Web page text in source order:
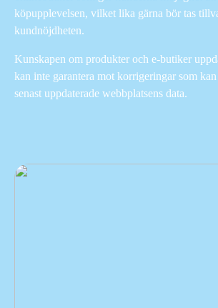
köpupplevelsen, vilket lika gärna bör tas
kundnöjdheten.
Kunskapen om produkter och e-butiker
kan inte garantera mot korrigeringar som
senast uppdaterade webbplatsens data.